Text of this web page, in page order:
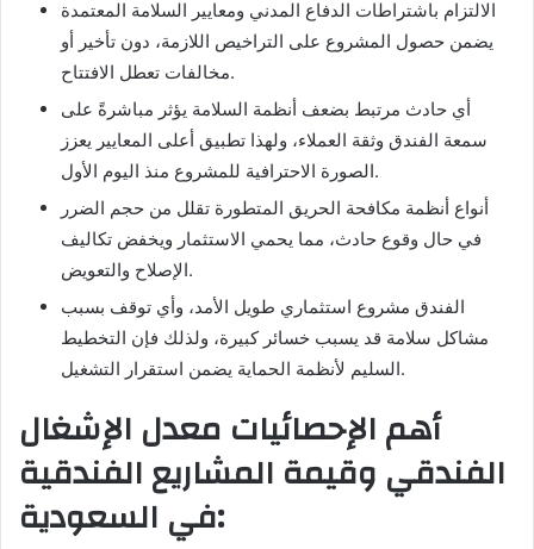
الالتزام باشتراطات الدفاع المدني ومعايير السلامة المعتمدة
يضمن حصول المشروع على التراخيص اللازمة، دون تأخير أو
مخالفات تعطل الافتتاح.
أي حادث مرتبط بضعف أنظمة السلامة يؤثر مباشرةً على
سمعة الفندق وثقة العملاء، ولهذا تطبيق أعلى المعايير يعزز
الصورة الاحترافية للمشروع منذ اليوم الأول.
أنواع أنظمة مكافحة الحريق المتطورة تقلل من حجم الضرر
في حال وقوع حادث، مما يحمي الاستثمار ويخفض تكاليف
الإصلاح والتعويض.
الفندق مشروع استثماري طويل الأمد، وأي توقف بسبب
مشاكل سلامة قد يسبب خسائر كبيرة، ولذلك فإن التخطيط
السليم لأنظمة الحماية يضمن استقرار التشغيل.
أهم الإحصائيات معدل الإشغال
الفندقي وقيمة المشاريع الفندقية
في السعودية: